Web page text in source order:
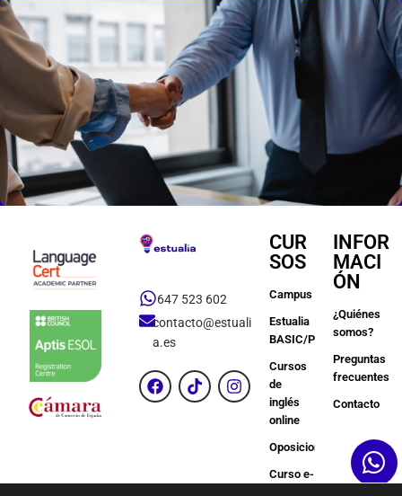
647 523 602
contacto@estuali
a.es
CUR
SOS
Campus
Estualia
BASIC/PREMIUM
Cursos
de
inglés
online
Oposiciones
Curso e-
INFOR
MACI
ÓN
¿Quiénes
somos?
Preguntas
frecuentes
Contacto